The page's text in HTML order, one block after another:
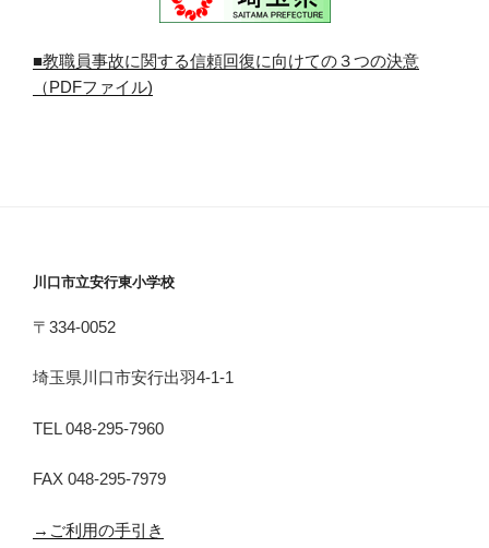
■教職員事故に関する信頼回復に向けての３つの決意
（PDFファイル)
川口市立安行東小学校
〒334-0052
埼玉県川口市安行出羽4-1-1
TEL 048-295-7960
FAX 048-295-7979
→ご利用の手引き